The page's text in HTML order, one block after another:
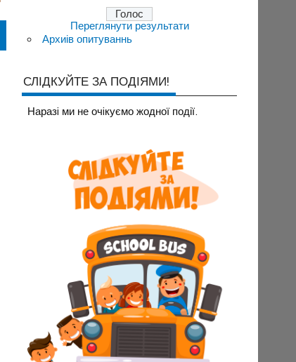
Переглянути результати
Архиів опитуваннь
СЛІДКУЙТЕ ЗА ПОДІЯМИ!
Наразi ми не очiкуємо жодної події.